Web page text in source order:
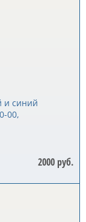
и синий
00,
2000 руб.